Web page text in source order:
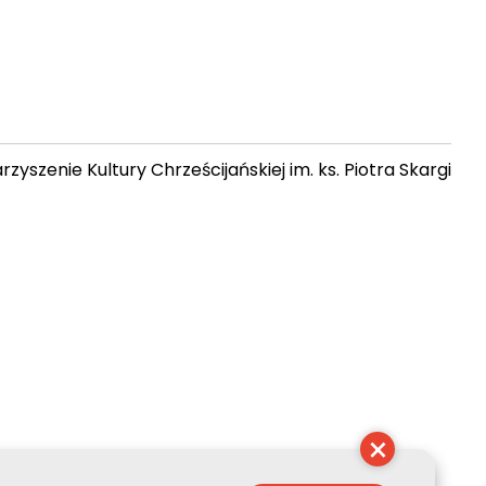
Kultury Chrześcijańskiej im. ks. Piotra Skargi
×